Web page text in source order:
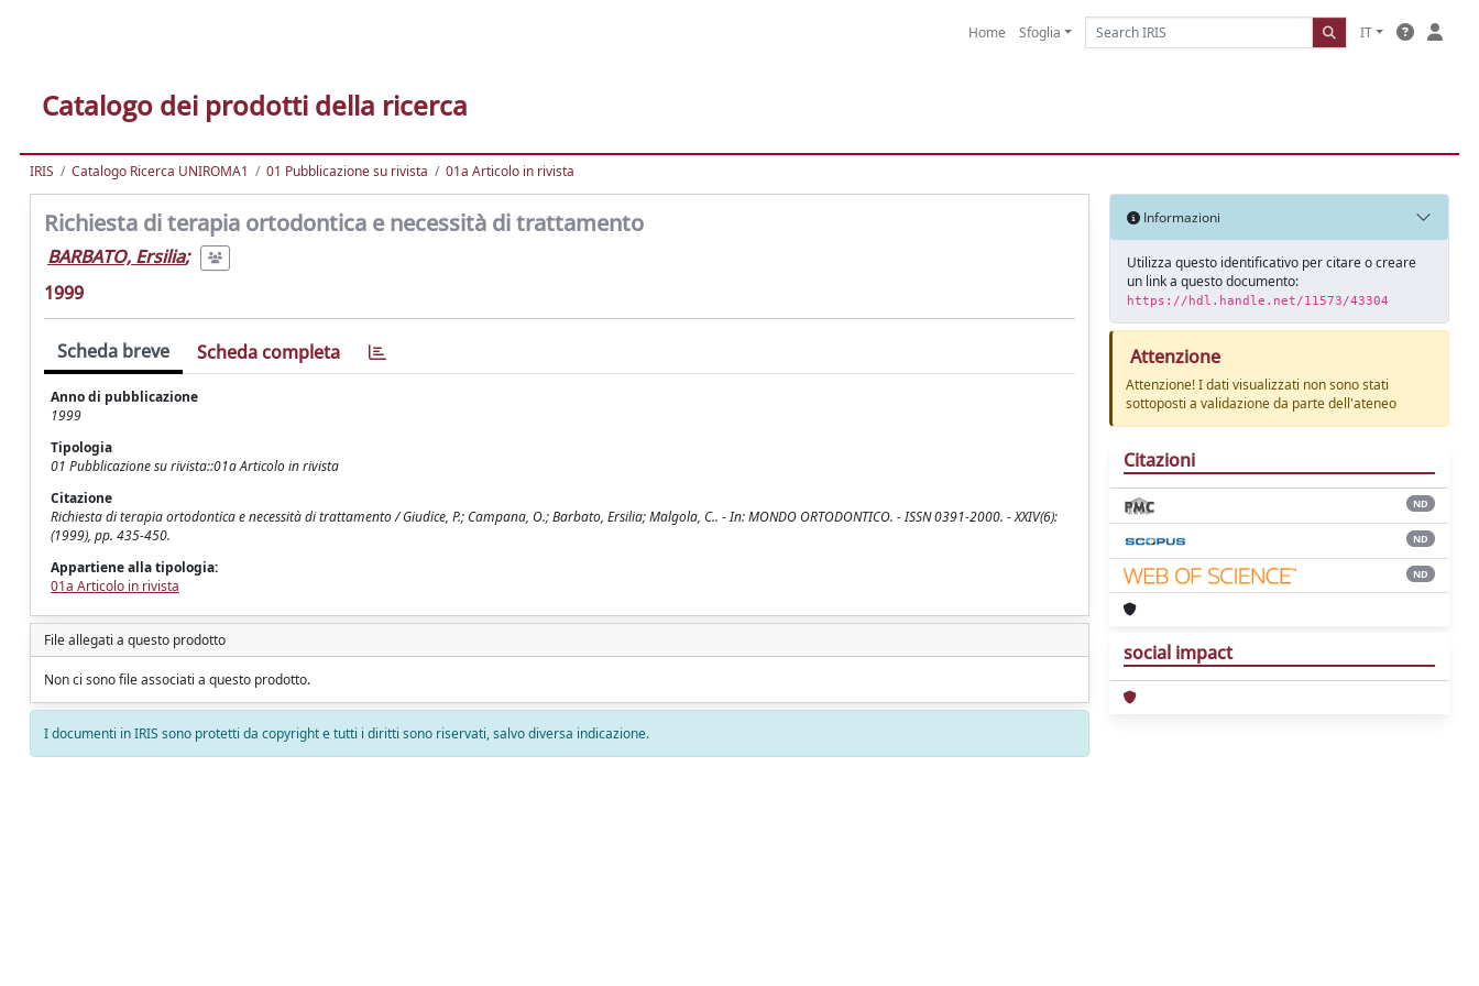
Home Sfoglia IT
Catalogo dei prodotti della ricerca
IRIS Catalogo Ricerca UNIROMA1 01 Pubblicazione su rivista 01a Articolo in rivista
Richiesta di terapia ortodontica e necessità di trattamento
BARBATO, Ersilia;
1999
Scheda breve Scheda completa
Anno di pubblicazione
1999
Tipologia
01 Pubblicazione su rivista::01a Articolo in rivista
Citazione
Richiesta di terapia ortodontica e necessità di trattamento / Giudice, P.; Campana, O.; Barbato, Ersilia; Malgola, C.. - In: MONDO ORTODONTICO. - ISSN 0391-2000. - XXIV(6):
(1999), pp. 435-450.
Appartiene alla tipologia:
01a Articolo in rivista
File allegati a questo prodotto
Non ci sono file associati a questo prodotto.
I documenti in IRIS sono protetti da copyright e tutti i diritti sono riservati, salvo diversa indicazione.
Informazioni
Utilizza questo identificativo per citare o creare
un link a questo documento:
https://hdl.handle.net/11573/43304
Attenzione
Attenzione! I dati visualizzati non sono stati
sottoposti a validazione da parte dell'ateneo
Citazioni
ND
ND
ND
social impact